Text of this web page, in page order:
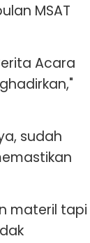
MSAT
Acara
sudah
materil tapi